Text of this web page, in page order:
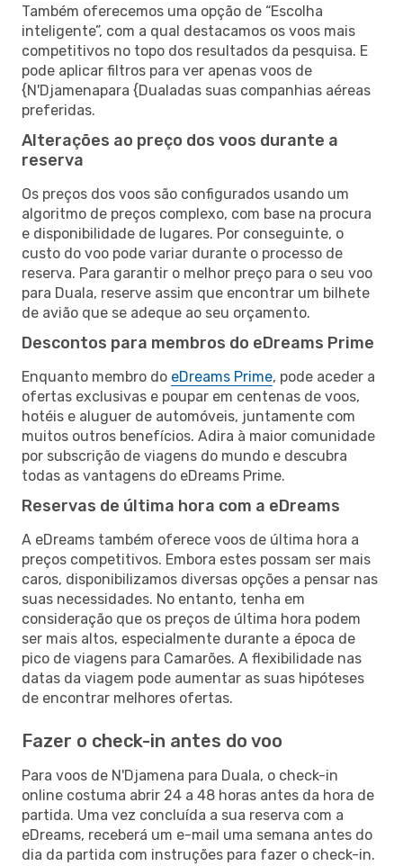
Também oferecemos uma opção de “Escolha
inteligente”, com a qual destacamos os voos mais
competitivos no topo dos resultados da pesquisa. E
pode aplicar filtros para ver apenas voos de
{N'Djamenapara {Dualadas suas companhias aéreas
preferidas.
Alterações ao preço dos voos durante a
reserva
Os preços dos voos são configurados usando um
algoritmo de preços complexo, com base na procura
e disponibilidade de lugares. Por conseguinte, o
custo do voo pode variar durante o processo de
reserva. Para garantir o melhor preço para o seu voo
para Duala, reserve assim que encontrar um bilhete
de avião que se adeque ao seu orçamento.
Descontos para membros do eDreams Prime
Enquanto membro do eDreams Prime, pode aceder a
ofertas exclusivas e poupar em centenas de voos,
hotéis e aluguer de automóveis, juntamente com
muitos outros benefícios. Adira à maior comunidade
por subscrição de viagens do mundo e descubra
todas as vantagens do eDreams Prime.
Reservas de última hora com a eDreams
A eDreams também oferece voos de última hora a
preços competitivos. Embora estes possam ser mais
caros, disponibilizamos diversas opções a pensar nas
suas necessidades. No entanto, tenha em
consideração que os preços de última hora podem
ser mais altos, especialmente durante a época de
pico de viagens para Camarões. A flexibilidade nas
datas da viagem pode aumentar as suas hipóteses
de encontrar melhores ofertas.
Fazer o check-in antes do voo
Para voos de N'Djamena para Duala, o check-in
online costuma abrir 24 a 48 horas antes da hora de
partida. Uma vez concluída a sua reserva com a
eDreams, receberá um e-mail uma semana antes do
dia da partida com instruções para fazer o check-in.